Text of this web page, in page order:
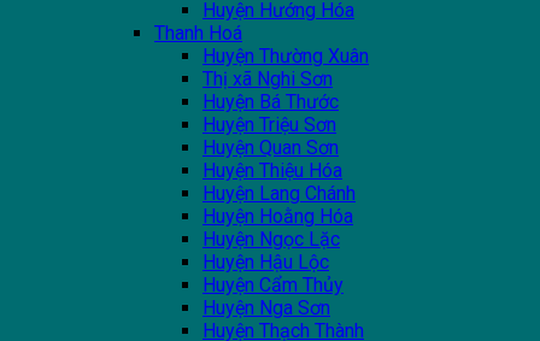
Huyện Hướng Hóa
Thanh Hoá
Huyện Thường Xuân
Thị xã Nghi Sơn
Huyện Bá Thước
Huyện Triệu Sơn
Huyện Quan Sơn
Huyện Thiệu Hóa
Huyện Lang Chánh
Huyện Hoằng Hóa
Huyện Ngọc Lặc
Huyện Hậu Lộc
Huyện Cẩm Thủy
Huyện Nga Sơn
Huyện Thạch Thành